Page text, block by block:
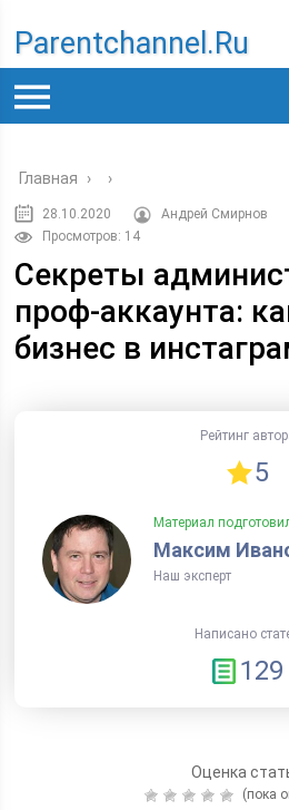
Parentchannel.ru
Главная › ›
28.10.2020 Андрей Смирнов
Просмотров: 14
Секреты
проф-аккаунта:
бизнес в
Рейтинг
5
Материал
Максим
Наш эксперт
Написано
129
Оценка
(пока